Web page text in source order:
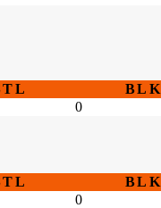
BLK
0
BLK
0